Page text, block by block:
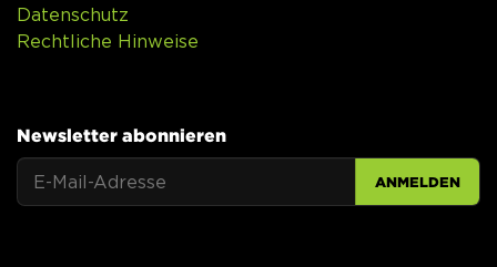
Datenschutz
Rechtliche Hinweise
Newsletter abonnieren
ANMELDEN